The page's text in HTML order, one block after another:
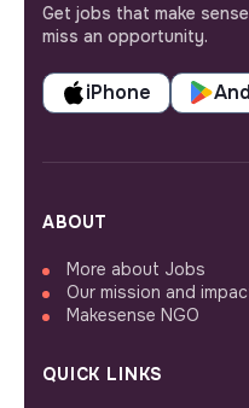
Get jobs that make
miss an opportunity.
iPhone
ABOUT
More about Jobs
Our mission and
Makesense NGO
QUICK LINKS